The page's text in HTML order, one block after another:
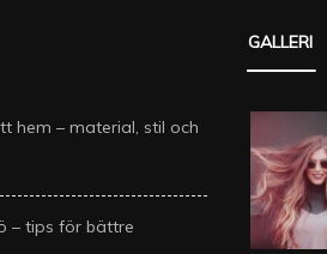
hem – material, stil och
– tips för bättre
GALLERI